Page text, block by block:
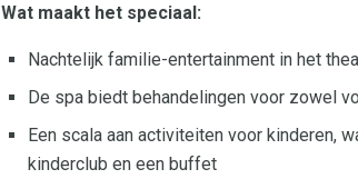
Wat maakt het speciaal:
Nachtelijk familie-entertainment in het
De spa biedt behandelingen voor zowel
Een scala aan activiteiten voor kinderen,
kinderclub en een buffet